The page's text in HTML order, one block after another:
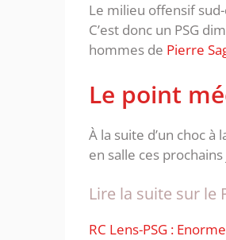
Le milieu offensif
C’est donc un PSG
hommes de Pierre
Le point
À la suite d’un choc
en salle ces
Lire la suite sur le
RC Lens-PSG :